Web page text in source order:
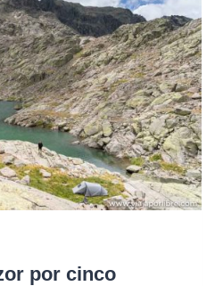
por cinco